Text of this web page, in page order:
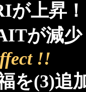
が上昇！
が減少
!!
を(3)追